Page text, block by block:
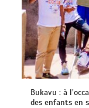
Bukavu : à
des enfants en